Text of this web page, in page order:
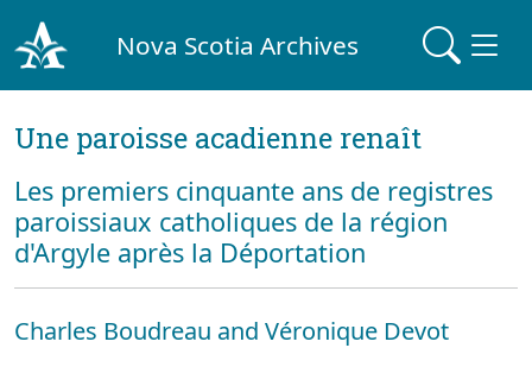
Nova Scotia Archives
Une paroisse acadienne renaît
Les premiers cinquante ans de registres
paroissiaux catholiques de la région
d'Argyle après la Déportation
Charles Boudreau and Véronique Devot